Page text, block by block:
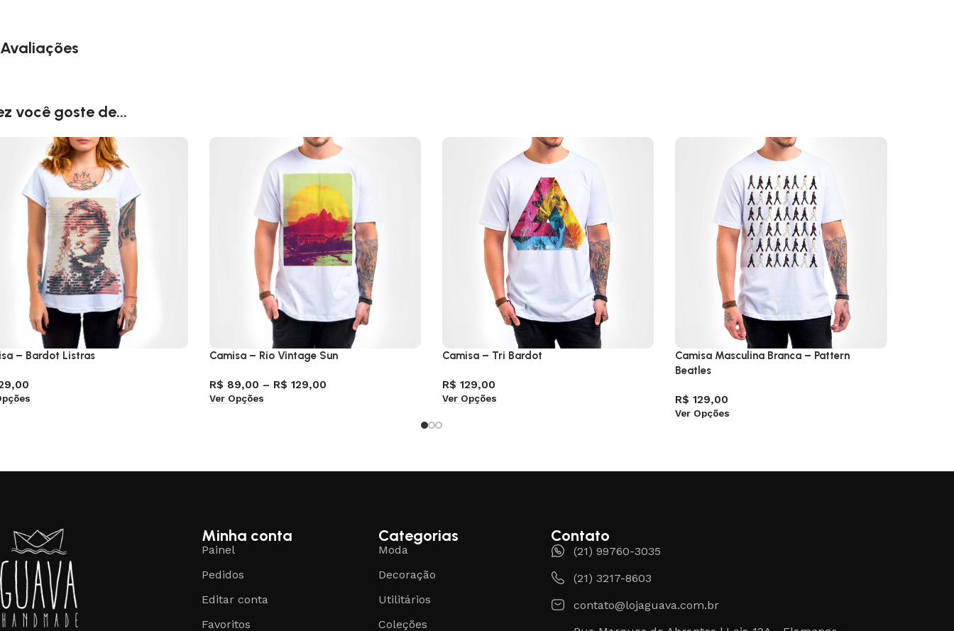
Avaliações
você goste de...
– Bardot Listras Camisa – Rio Vintage Sun
R$ 89,00 – R$ 129,00
Ver Opções
Camisa – Tri Bardot
R$ 129,00
Ver Opções
Camisa Masculina Branca – Pattern
Beatles
R$ 129,00
Ver Opções
Minha conta
Painel
Pedidos
Editar conta
Favoritos
Categorias
Moda
Decoração
Utilitários
Coleções
Contato
(21) 99760-3035
(21) 3217-8603
contato@lojaguava.com.br